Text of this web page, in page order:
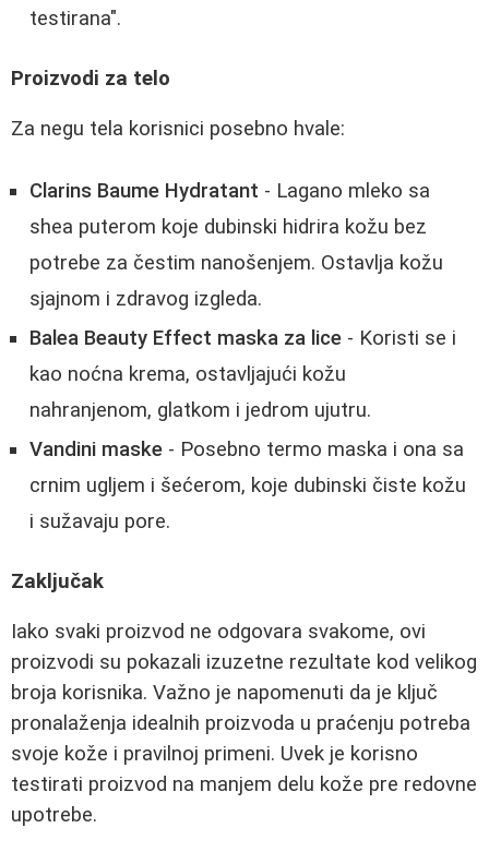
testirana".
Proizvodi za telo
Za negu tela korisnici posebno hvale:
Clarins Baume Hydratant - Lagano mleko sa
shea puterom koje dubinski hidrira kožu bez
potrebe za čestim nanošenjem. Ostavlja kožu
sjajnom i zdravog izgleda.
Balea Beauty Effect maska za lice - Koristi se i
kao noćna krema, ostavljajući kožu
nahranjenom, glatkom i jedrom ujutru.
Vandini maske - Posebno termo maska i ona sa
crnim ugljem i šećerom, koje dubinski čiste kožu
i sužavaju pore.
Zaključak
Iako svaki proizvod ne odgovara svakome, ovi
proizvodi su pokazali izuzetne rezultate kod velikog
broja korisnika. Važno je napomenuti da je ključ
pronalaženja idealnih proizvoda u praćenju potreba
svoje kože i pravilnoj primeni. Uvek je korisno
testirati proizvod na manjem delu kože pre redovne
upotrebe.